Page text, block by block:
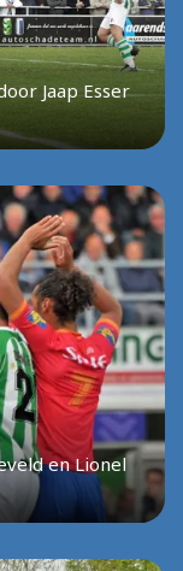
Jaap Esser
en Lionel